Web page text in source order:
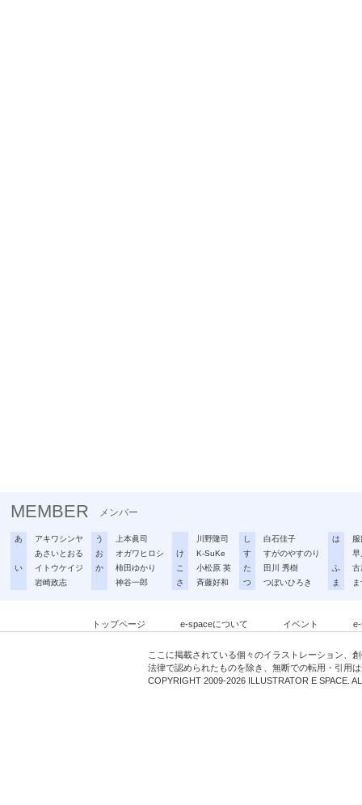
MEMBER メンバー
あ
アキワシンヤ
あさいとおる
い
イトウケイジ
岩崎政志
う
上本眞司
お
オガワヒロシ
か
柿田ゆかり
神谷一郎
川野隆司
け
K-SuKe
こ
小松原 英
さ
斉藤好和
し
白石佳子
す
すがのやすのり
た
田川 秀樹
つ
つぼいひろき
は
早
ふ
古
ま
トップページ e-spaceについて イベント
ここに掲載されている個々のイラストレーション、
法律で認められたものを除き、無断での転用・引用
COPYRIGHT 2009-2026 ILLUSTRATOR E SPACE.